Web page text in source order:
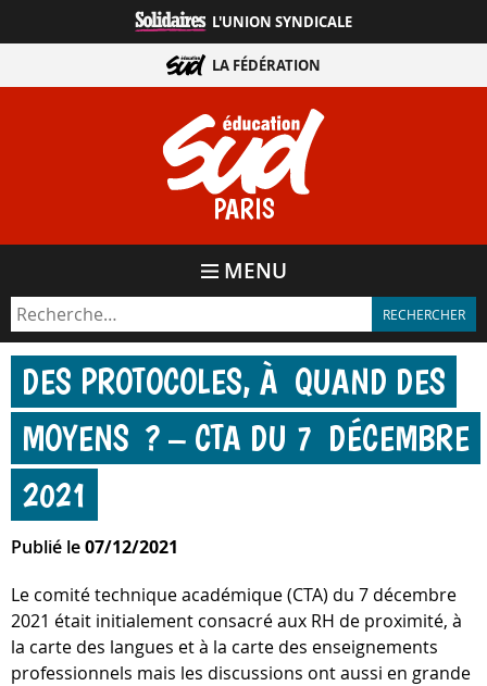
directement
contenu
PARIS
L'UNION SYNDICALE
LA FÉDÉRATION
MENU
DES PROTOCOLES, À QUAND DES
MOYENS ? – CTA DU 7 DÉCEMBRE
2021
Publié le07/12/2021
Le comité technique académique (CTA) du 7 décembre
2021 était initialement consacré aux RH de proximité, à
la carte des langues et à la carte des enseignements
professionnels mais les discussions ont aussi en grande